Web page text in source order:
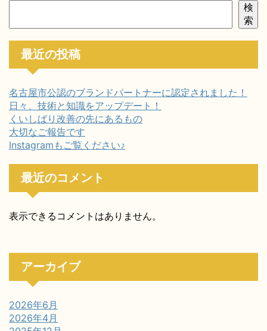
検
索
最近の投稿
名古屋市公認のブランドパートナーに認定されました！
日々、技術と知識をアップデート！
くいしばり改善の先にあるもの
大切なご報告です
Instagramもご覧ください♪
最近のコメント
表示できるコメントはありません。
アーカイブ
2026年6月
2026年4月